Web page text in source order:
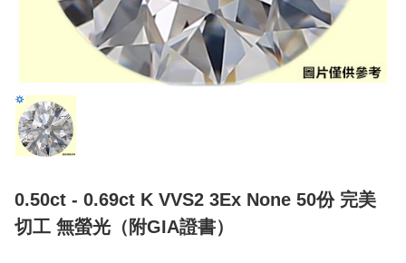
0.50ct - 0.69ct K VVS2 3Ex None 50份 完美
切工 無螢光（附GIA證書）